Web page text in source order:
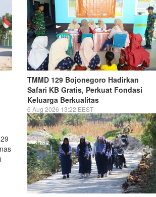
TMMD 129 Bojonegoro Hadirkan
Safari KB Gratis, Perkuat Fondasi
Keluarga Berkualitas
6 Aug 2026 13:22 EEST